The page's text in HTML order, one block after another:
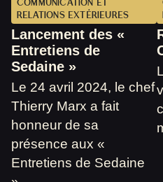
RELATIONS EXTÉRIEURES
Lancement des «
Entretiens de
Sedaine »
Le 24 avril 2024, le chef
Thierry Marx a fait
honneur de sa
présence aux «
Entretiens de Sedaine